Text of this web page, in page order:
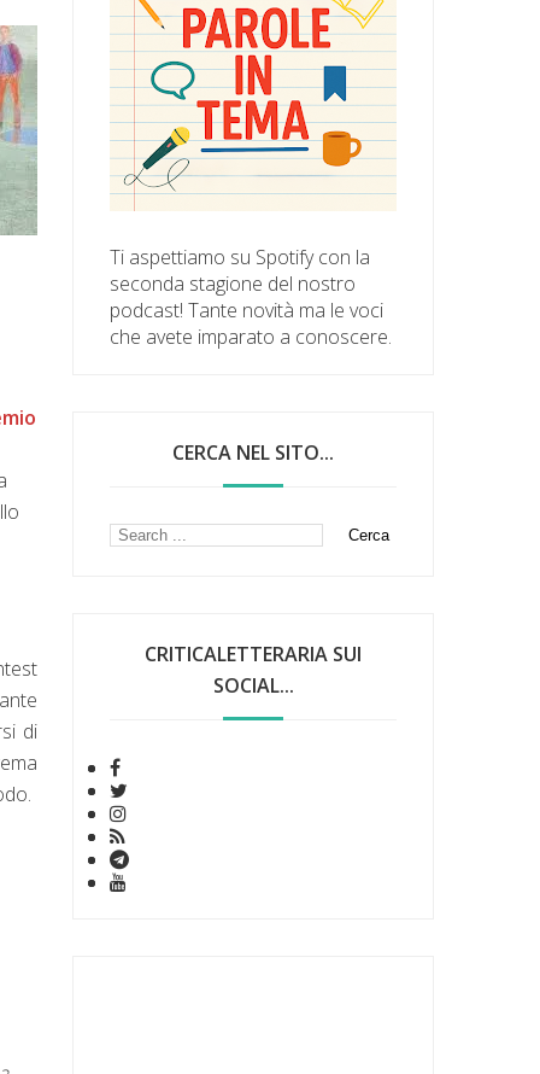
di
Ti aspettiamo su Spotify con la
seconda stagione del nostro
podcast! Tante novità ma le voci
che avete imparato a conoscere.
CERCA NEL SITO...
CRITICALETTERARIA SUI
SOCIAL...